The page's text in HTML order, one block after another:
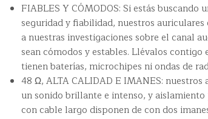
FIABLES Y CÓMODOS: Si estás
seguridad y fiabilidad, nuestros
a nuestras investigaciones sobre el canal
sean cómodos y estables. Llévalos
tienen baterías, microchipes ni ondas de
48 Ω, ALTA CALIDAD E IMANES:
un sonido brillante e intenso, y
con cable largo disponen de con dos